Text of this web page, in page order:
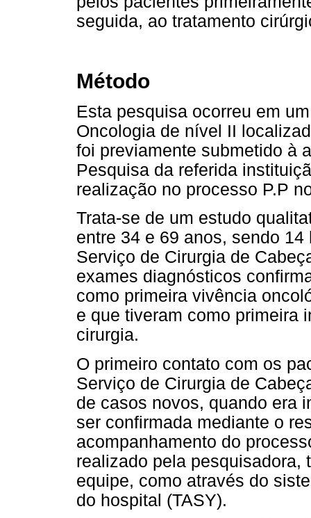
seguida, ao tratamento
Método
Esta pesquisa ocorreu em
Oncologia de nível II
foi previamente submetido à
Pesquisa da referida
realização no processo P.P
Trata-se de um estudo
entre 34 e 69 anos, sendo
Serviço de Cirurgia de
exames diagnósticos
como primeira vivência
e que tiveram como primeira
cirurgia.
O primeiro contato com os
Serviço de Cirurgia de
de casos novos, quando era
ser confirmada mediante o
acompanhamento do
realizado pela pesquisadora,
equipe, como através do
do hospital (TASY).